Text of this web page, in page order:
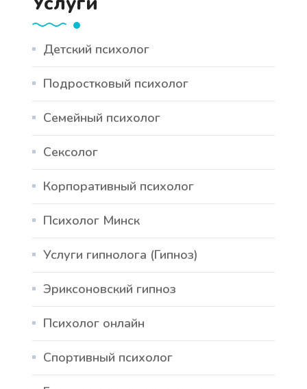
Детский психолог
Подростковый психолог
Семейный психолог
Сексолог
Корпоративный психолог
Психолог Минск
Услуги гипнолога (Гипноз)
Эриксоновский гипноз
Психолог онлайн
Спортивный психолог